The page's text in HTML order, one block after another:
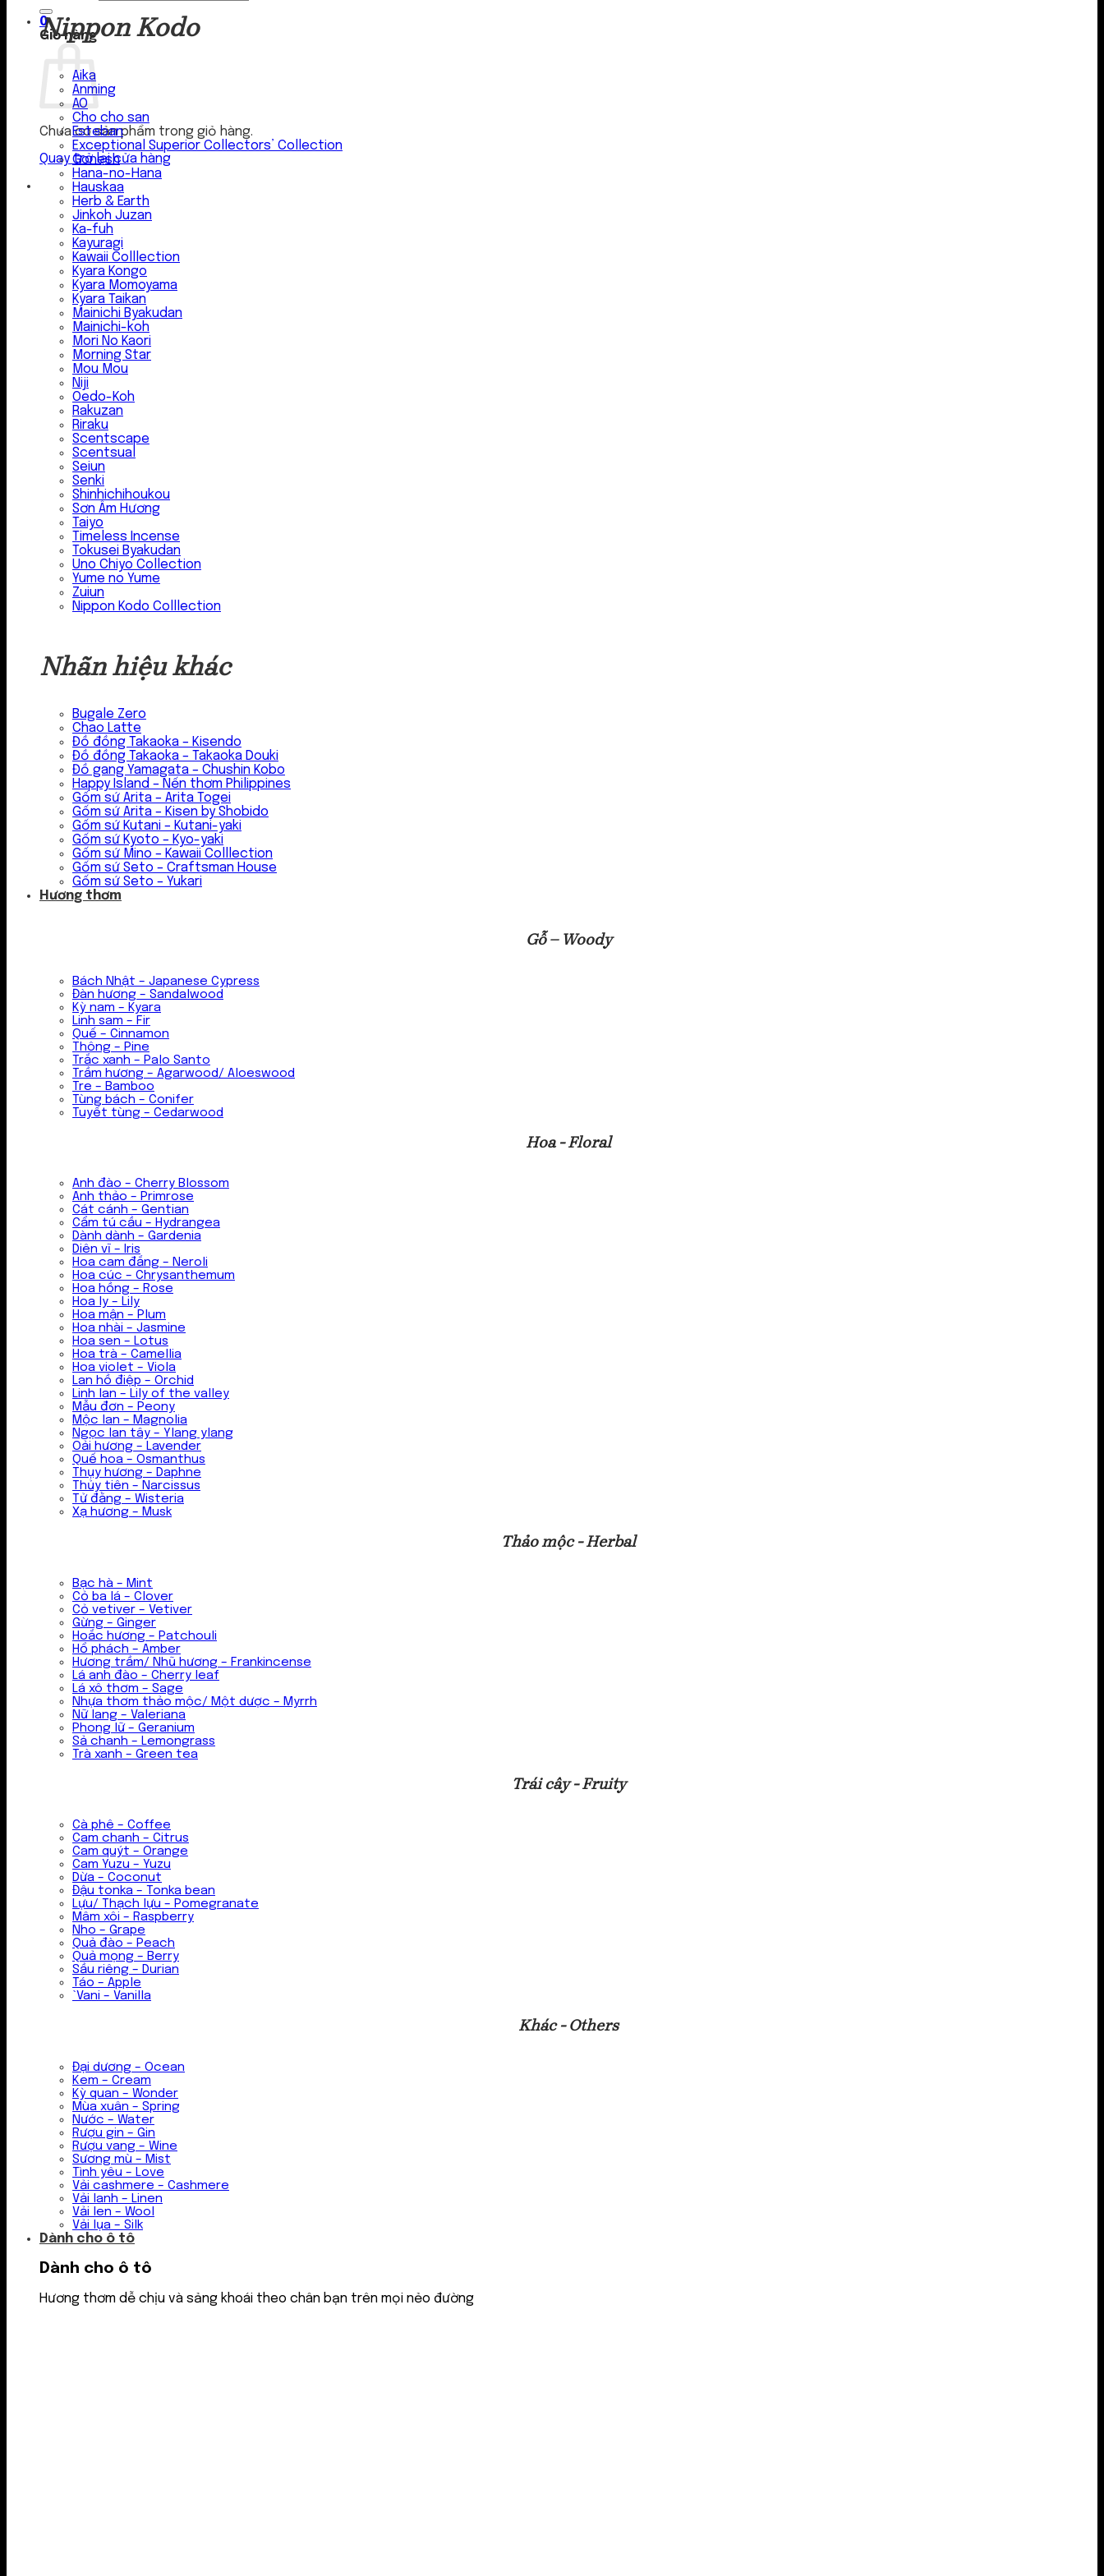
0
Giỏ hàng
Chưa có sản phẩm trong giỏ hàng.
Quay trở lại cửa hàng
Nippon Kodo
Aika
Anming
AO
Cho cho san
Esteban
Exceptional Superior Collectors’ Collection
Gonesh
Hana-no-Hana
Hauskaa
Herb & Earth
Jinkoh Juzan
Ka-fuh
Kayuragi
Kawaii Colllection
Kyara Kongo
Kyara Momoyama
Kyara Taikan
Mainichi Byakudan
Mainichi-koh
Mori No Kaori
Morning Star
Mou Mou
Niji
Oedo-Koh
Rakuzan
Riraku
Scentscape
Scentsual
Seiun
Senki
Shinhichihoukou
Sơn Âm Hương
Taiyo
Timeless Incense
Tokusei Byakudan
Uno Chiyo Collection
Yume no Yume
Zuiun
Nippon Kodo Colllection
Nhãn hiệu khác
Bugale Zero
Chao Latte
Đồ đồng Takaoka – Kisendo
Đồ đồng Takaoka – Takaoka Douki
Đồ gang Yamagata – Chushin Kobo
Happy Island – Nến thơm Philippines
Gốm sứ Arita – Arita Togei
Gốm sứ Arita – Kisen by Shobido
Gốm sứ Kutani – Kutani-yaki
Gốm sứ Kyoto – Kyo-yaki
Gốm sứ Mino – Kawaii Colllection
Gốm sứ Seto – Craftsman House
Gốm sứ Seto – Yukari
Hương thơm
Gỗ – Woody
Bách Nhật – Japanese Cypress
Đàn hương – Sandalwood
Kỳ nam – Kyara
Linh sam – Fir
Quế – Cinnamon
Thông – Pine
Trắc xanh – Palo Santo
Trầm hương – Agarwood/ Aloeswood
Tre – Bamboo
Tùng bách – Conifer
Tuyết tùng – Cedarwood
Hoa - Floral
Anh đào – Cherry Blossom
Anh thảo – Primrose
Cát cánh – Gentian
Cẩm tú cầu – Hydrangea
Dành dành – Gardenia
Diên vĩ – Iris
Hoa cam đắng – Neroli
Hoa cúc – Chrysanthemum
Hoa hồng – Rose
Hoa ly – Lily
Hoa mận – Plum
Hoa nhài – Jasmine
Hoa sen – Lotus
Hoa trà – Camellia
Hoa violet – Viola
Lan hồ điệp – Orchid
Linh lan – Lily of the valley
Mẫu đơn – Peony
Mộc lan – Magnolia
Ngọc lan tây – Ylang ylang
Oải hương – Lavender
Quế hoa – Osmanthus
Thụy hương – Daphne
Thủy tiên – Narcissus
Tử đằng – Wisteria
Xạ hương – Musk
Thảo mộc - Herbal
Bạc hà – Mint
Cỏ ba lá – Clover
Cỏ vetiver – Vetiver
Gừng – Ginger
Hoắc hương – Patchouli
Hổ phách – Amber
Hương trầm/ Nhũ hương – Frankincense
Lá anh đào – Cherry leaf
Lá xô thơm – Sage
Nhựa thơm thảo mộc/ Một dược – Myrrh
Nữ lang – Valeriana
Phong lữ – Geranium
Sả chanh – Lemongrass
Trà xanh – Green tea
Trái cây - Fruity
Cà phê – Coffee
Cam chanh – Citrus
Cam quýt – Orange
Cam Yuzu – Yuzu
Dừa – Coconut
Đậu tonka – Tonka bean
Lựu/ Thạch lựu – Pomegranate
Mâm xôi – Raspberry
Nho – Grape
Quả đào – Peach
Quả mọng – Berry
Sầu riêng – Durian
Táo – Apple
`Vani – Vanilla
Khác - Others
Đại dương – Ocean
Kem – Cream
Kỳ quan – Wonder
Mùa xuân – Spring
Nước – Water
Rượu gin – Gin
Rượu vang – Wine
Sương mù – Mist
Tình yêu – Love
Vải cashmere – Cashmere
Vải lanh – Linen
Vải len – Wool
Vải lụa – Silk
Dành cho ô tô
Dành cho ô tô
Hương thơm dễ chịu và sảng khoái theo chân bạn trên mọi nẻo đường